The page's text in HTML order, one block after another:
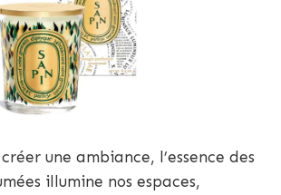
une ambiance, l’essence des
illumine nos espaces,